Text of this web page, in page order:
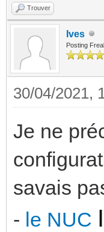
Trouver
Ives
Posting
30/04/2021,
Je ne
savais
- le NUC